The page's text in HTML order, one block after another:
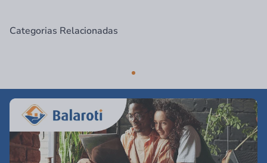
Categorias Relacionadas